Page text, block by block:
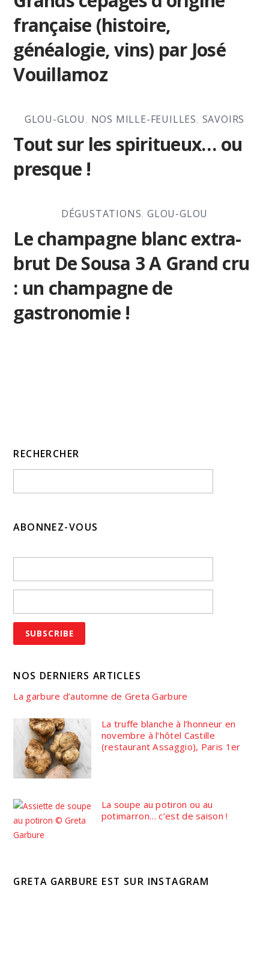
française (histoire,
généalogie, vins) par José
Vouillamoz
GLOU-GLOU, NOS MILLE-FEUILLES, SAVOIRS
Tout sur les spiritueux… ou
presque !
DÉGUSTATIONS, GLOU-GLOU
Le champagne blanc extra-
brut De Sousa 3 A Grand cru
: un champagne de
gastronomie !
RECHERCHER
ABONNEZ-VOUS
NOS DERNIERS ARTICLES
La garbure d’automne de Greta Garbure
La truffe blanche à l’honneur en
novembre à l’hôtel Castille
(restaurant Assaggio), Paris 1er
La soupe au potiron ou au
potimarron… c’est de saison !
GRETA GARBURE EST SUR INSTAGRAM